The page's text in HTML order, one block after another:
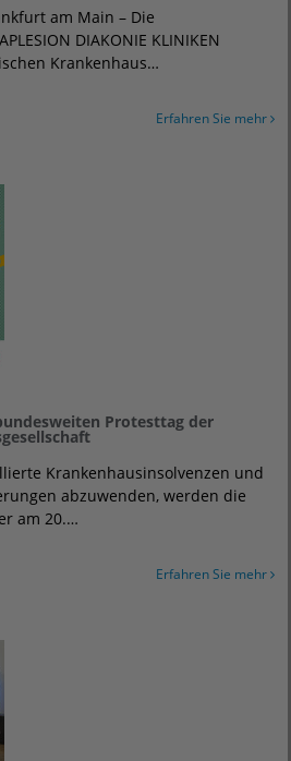
am Main – Die
DIAKONIE KLINIKEN
Krankenhaus…
Erfahren Sie mehr
Protesttag der
Krankenhausinsolvenzen und
abzuwenden, werden die
am 20.…
Erfahren Sie mehr